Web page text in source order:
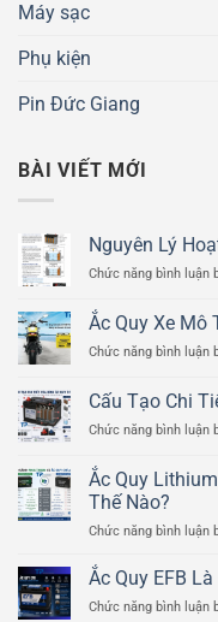
Máy sạc
Phụ kiện
Pin Đức Giang
BÀI VIẾT MỚI
Nguyên Lý
Chức năng bình luận
Ắc Quy Xe Mô
Chức năng bình luận
Cấu Tạo Chi
Chức năng bình luận
Ắc Quy
Thế Nào?
Chức năng bình luận
Ắc Quy EFB Là
Chức năng bình luận